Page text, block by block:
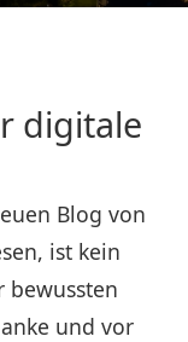
digitale
Blog von
ist kein
bewussten
und vor